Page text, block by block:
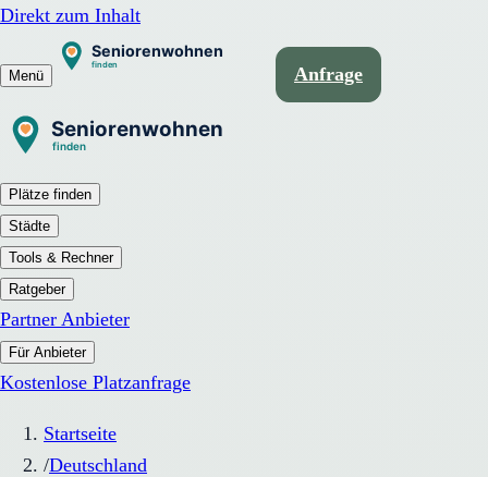
Direkt zum Inhalt
Menü Anfrage
Plätze finden
Städte
Tools & Rechner
Ratgeber
Partner Anbieter
Für Anbieter
Kostenlose Platzanfrage
Startseite
/Deutschland